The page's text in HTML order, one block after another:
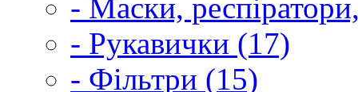
- Маски,
- Рукавички (17)
- Фільтри (15)